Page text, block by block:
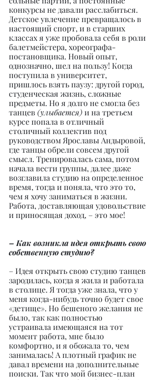
конкурсы не давали расслабиться.
Детское увлечение превращалось в
настоящий спорт, и в старших
классах я уже пробовала себя в роли
балетмейстера, хореографа-
постановщика. Новый опыт,
однозначно, шел на пользу! Когда
поступила в университет,
пришлось взять паузу: другой город,
студенческая жизнь, сложные
предметы. Но я долго не смогла без
танцев (улыбается) и на третьем
курсе попала в отличный
столичный коллектив под
руководством Ярославы Андыровой,
где танцы обрели совсем другой
смысл. Тренировалась сама, потом
начала вести группы, далее даже
возглавила студию на определенное
время, тогда и поняла, что это то,
чем я хочу заниматься в жизни.
Работа, доставляющая удовольствие
и приносящая доход, – это мое!
– Как возникла идея открыть свою
собственную студию?
– Идея открыть свою студию танцев
зародилась, когда я жила и работала
в столице. Я тогда уже знала, что у
меня когда-нибудь точно будет свое
«детище». Но бешеного желания не
было, так как полностью
устраивала имеющаяся на тот
момент работа, мне было
комфортно, и я обожала то, чем
занималась! А плотный график не
давал времени на дополнительные
поиски. Так что мой бизнес-план